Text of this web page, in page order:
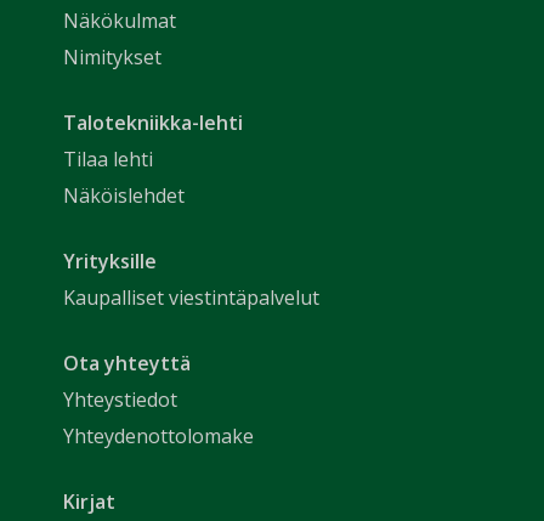
Näkökulmat
Nimitykset
Talotekniikka-lehti
Tilaa lehti
Näköislehdet
Yrityksille
Kaupalliset viestintäpalvelut
Ota yhteyttä
Yhteystiedot
Yhteydenottolomake
Kirjat